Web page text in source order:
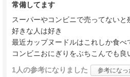
常備してます
スーパーやコンビニで売ってないと
好きな人は好き
最近カップヌードルはこれしか食べ
コンビニおにぎりをぶちこんでも良
1人の参考になりました 参考になっ